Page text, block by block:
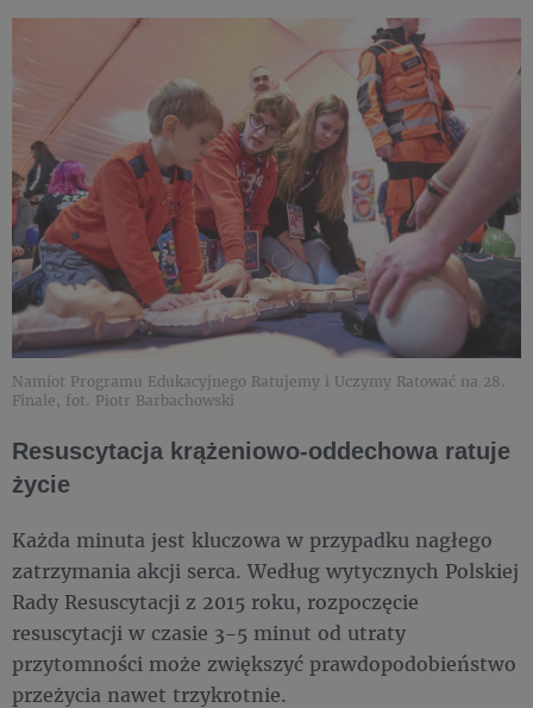
Namiot Programu Edukacyjnego Ratujemy i Uczymy Ratować na 28.
Finale, fot. Piotr Barbachowski
Resuscytacja krążeniowo-oddechowa ratuje
życie
Każda minuta jest kluczowa w przypadku nagłego
zatrzymania akcji serca. Według wytycznych Polskiej
Rady Resuscytacji z 2015 roku, rozpoczęcie
resuscytacji w czasie 3-5 minut od utraty
przytomności może zwiększyć prawdopodobieństwo
przeżycia nawet trzykrotnie.